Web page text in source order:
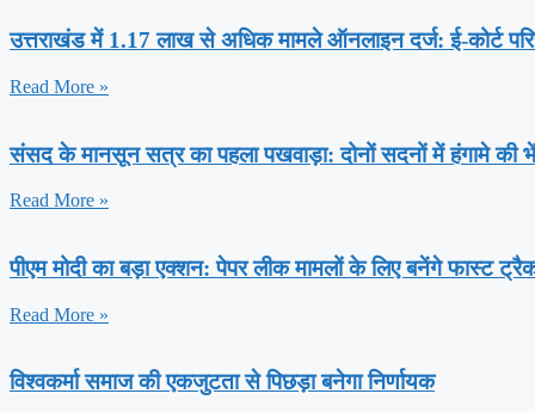
उत्तराखंड में 1.17 लाख से अधिक मामले ऑनलाइन दर्ज: ई-कोर्ट
Read More »
संसद के मानसून सत्र का पहला पखवाड़ा: दोनों सदनों में हंगामे की
Read More »
पीएम मोदी का बड़ा एक्शन: पेपर लीक मामलों के लिए बनेंगे फास्ट
Read More »
विश्वकर्मा समाज की एकजुटता से पिछड़ा बनेगा निर्णायक